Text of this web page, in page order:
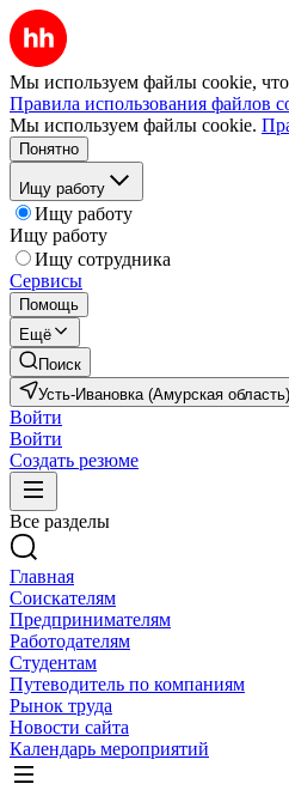
Мы используем файлы cookie,
Правила использования файлов
Мы используем файлы cookie.
Понятно
Ищу работу
Ищу работу
Ищу работу
Ищу сотрудника
Сервисы
Помощь
Ещё
Поиск
Усть-Ивановка (Амурская область)
Войти
Войти
Создать резюме
Все разделы
Главная
Соискателям
Предпринимателям
Работодателям
Студентам
Путеводитель по компаниям
Рынок труда
Новости сайта
Календарь мероприятий